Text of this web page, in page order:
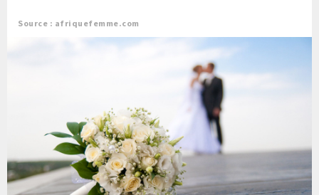
Source : afriquefemme.com